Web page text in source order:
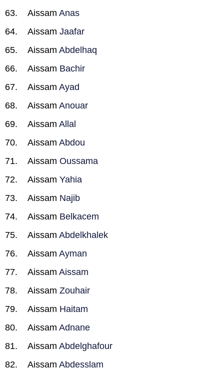
Aissam Anas
Aissam Jaafar
Aissam Abdelhaq
Aissam Bachir
Aissam Ayad
Aissam Anouar
Aissam Allal
Aissam Abdou
Aissam Oussama
Aissam Yahia
Aissam Najib
Aissam Belkacem
Aissam Abdelkhalek
Aissam Ayman
Aissam Aissam
Aissam Zouhair
Aissam Haitam
Aissam Adnane
Aissam Abdelghafour
Aissam Abdesslam